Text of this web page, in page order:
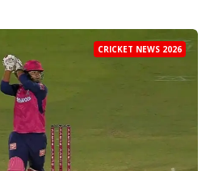
CRICKET NEWS 2026